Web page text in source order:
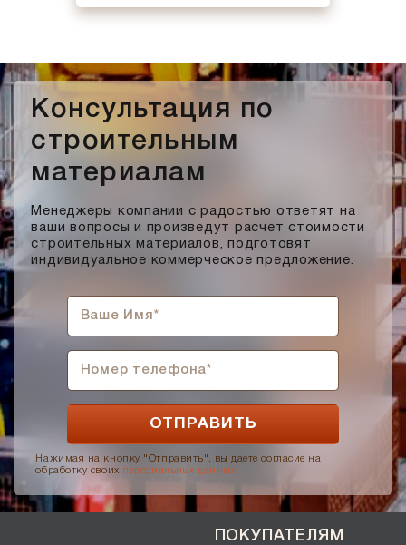
Консультация по
строительным
материалам
Менеджеры компании с радостью ответят на
ваши вопросы и произведут расчет стоимости
строительных материалов, подготовят
индивидуальное коммерческое предложение.
Нажимая на кнопку "Отправить", вы даете согласие на
обработку своих персональных данных .
ПОКУПАТЕЛЯМ